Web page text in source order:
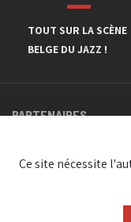
TOUT SUR LA SCÈNE
BELGE DU JAZZ !
PARTENAIRES
Ce site nécessite